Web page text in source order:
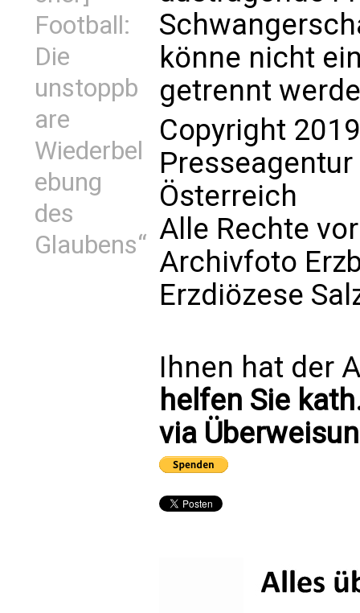
Football:
Die
unstoppb
are
Wiederbel
ebung
des
Glaubens“
könne nicht
getrennt
Copyright
Presseagentur
Österreich
Alle Rechte
Archivfoto
Erzdiözese
Ihnen hat der
helfen Sie
via